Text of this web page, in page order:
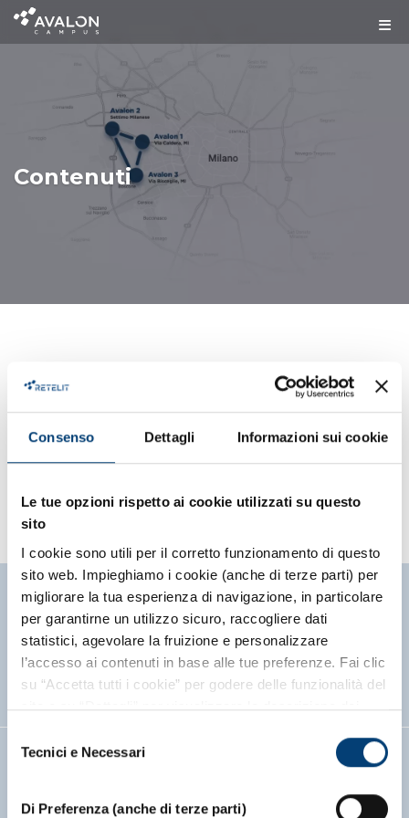
Consenso Dettagli Informazioni sui cookie
Le tue opzioni rispetto ai cookie utilizzati su questo
sito
I cookie sono utili per il corretto funzionamento di questo
sito web. Impieghiamo i cookie (anche di terze parti) per
migliorare la tua esperienza di navigazione, in particolare
per garantirne un utilizzo sicuro, raccogliere dati
statistici, agevolare la fruizione e personalizzare
l’accesso ai contenuti in base alle tue preferenze. Fai clic
su “Accetta tutti i cookie” per godere delle funzionalità del
sito o su “Dettagli” per visualizzare la descrizione dei
Per proseguire la navigazione senza esprimere
preferenze, clicca sulla “X” in alto a destra. Per maggiori
Informativa
delTecnici e Necessari
Di Preferenza (anche di terze parti)
Contenuti
HOMEPAGE
AVALON 1
AVALON 2
CONTATTI
CONTENUTI
(si apre in
(si apre in
(si apre
(si
PRIVACY MAPPA DEL SITO